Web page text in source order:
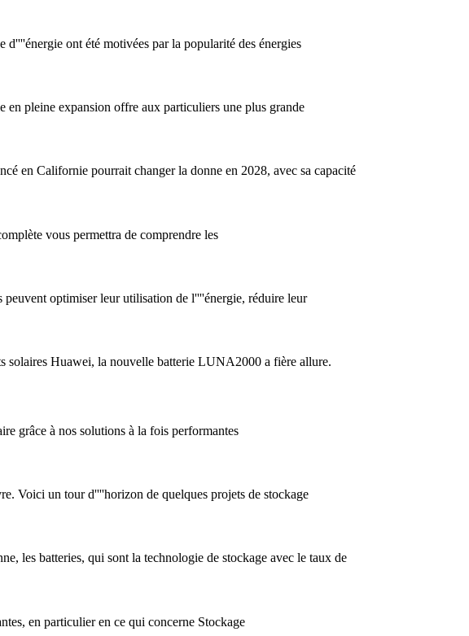
ont été motivées par la popularité des énergies
pleine expansion offre aux particuliers une plus grande
en Californie pourrait changer la donne en 2028, avec sa capacité
vous permettra de comprendre les
peuvent optimiser leur utilisation de l''''énergie, réduire leur
solaires Huawei, la nouvelle batterie LUNA2000 a fière allure.
grâce à nos solutions à la fois performantes
Voici un tour d''''horizon de quelques projets de stockage
les batteries, qui sont la technologie de stockage avec le taux de
en particulier en ce qui concerne Stockage